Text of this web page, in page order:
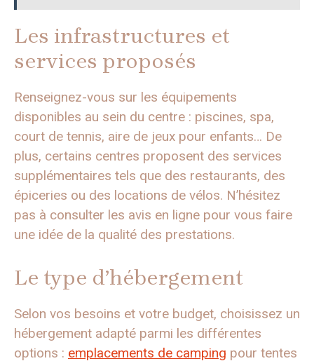
Les infrastructures et
services proposés
Renseignez-vous sur les équipements
disponibles au sein du centre : piscines, spa,
court de tennis, aire de jeux pour enfants… De
plus, certains centres proposent des services
supplémentaires tels que des restaurants, des
épiceries ou des locations de vélos. N’hésitez
pas à consulter les avis en ligne pour vous faire
une idée de la qualité des prestations.
Le type d’hébergement
Selon vos besoins et votre budget, choisissez un
hébergement adapté parmi les différentes
options : emplacements de camping pour tentes